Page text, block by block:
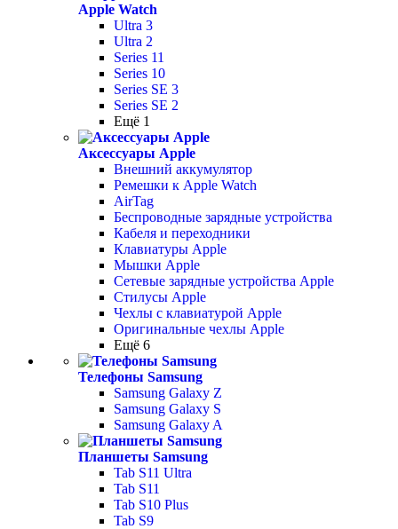
Apple Watch
Ultra 3
Ultra 2
Series 11
Series 10
Series SE 3
Series SE 2
Ещё 1
Аксессуары Apple
Внешний аккумулятор
Ремешки к Apple Watch
AirTag
Беспроводные зарядные устройства
Кабеля и переходники
Клавиатуры Apple
Мышки Apple
Сетевые зарядные устройства Apple
Стилусы Apple
Чехлы с клавиатурой Apple
Оригинальные чехлы Apple
Ещё 6
Телефоны Samsung
Samsung Galaxy Z
Samsung Galaxy S
Samsung Galaxy A
Планшеты Samsung
Tab S11 Ultra
Tab S11
Tab S10 Plus
Tab S9